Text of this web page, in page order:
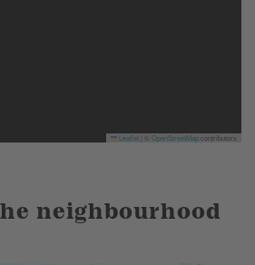
Leaflet OpenStreetMapcontributors
neighbourhood